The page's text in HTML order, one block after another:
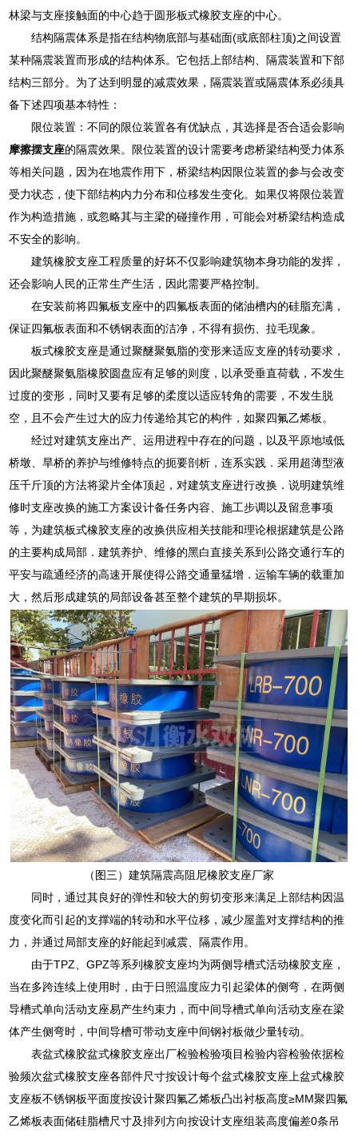
林梁与支座接触面的中心趋于圆形板式橡胶支座的中心。
结构隔震体系是指在结构物底部与基础面(或底部柱顶)之间设置
某种隔震装置而形成的结构体系。它包括上部结构、隔震装置和下部
结构三部分。为了达到明显的减震效果，隔震装置或隔震体系必须具
备下述四项基本特性：
限位装置：不同的限位装置各有优缺点，其选择是否合适会影响
摩擦摆支座的隔震效果。限位装置的设计需要考虑桥梁结构受力体系
等相关问题，因为在地震作用下，桥梁结构因限位装置的参与会改变
受力状态，使下部结构内力分布和位移发生变化。如果仅将限位装置
作为构造措施，或忽略其与主梁的碰撞作用，可能会对桥梁结构造成
不安全的影响。
建筑橡胶支座工程质量的好坏不仅影响建筑物本身功能的发挥，
还会影响人民的正常生产生活，因此需要严格控制。
在安装前将四氟板支座中的四氟板表面的储油槽内的硅脂充满，
保证四氟板表面和不锈钢表面的洁净，不得有损伤、拉毛现象。
板式橡胶支座是通过聚醚聚氨脂的变形来适应支座的转动要求，
因此聚醚聚氨脂橡胶圆盘应有足够的则度，以承受垂直荷载，不发生
过度的变形，同时又要有足够的柔度以适应转角的需要，不发生脱
空，且不会产生过大的应力传递给其它的构件，如聚四氟乙烯板。
经过对建筑支座出产、运用进程中存在的问题，以及平原地域低
桥墩、旱桥的养护与维修特点的扼要剖析，连系实践．采用超薄型液
压千斤顶的方法将梁片全体顶起，对建筑支座进行改换．说明建筑维
修时支座改换的施工方案设计备任务内容、施工步调以及留意事项
等，为建筑板式橡胶支座的改换供应相关技能和理论根据建筑是公路
的主要构成局部．建筑养护、维修的黑白直接关系到公路交通行车的
平安与疏通经济的高速开展使得公路交通量猛增．运输车辆的载重加
大，然后形成建筑的局部设备甚至整个建筑的早期损坏。
（图三）建筑隔震高阻尼橡胶支座厂家
同时，通过其良好的弹性和较大的剪切变形来满足上部结构因温
度变化而引起的支撑端的转动和水平位移，减少屋盖对支撑结构的推
力，并通过局部支座的好能起到减震、隔震作用。
由于TPZ、GPZ等系列橡胶支座均为两侧导槽式活动橡胶支座，
当在多跨连续上使用时，由于日照温度应力引起梁体的侧弯，在两侧
导槽式单向活动支座易产生约束力，而中间导槽式单向活动支座在梁
体产生侧弯时，中间导槽可带动支座中间钢衬板做少量转动。
表盆式橡胶盆式橡胶支座出厂检验检验项目检验内容检验依据检
验频次盆式橡胶支座各部件尺寸按设计每个盆式橡胶支座上盆式橡胶
支座板不锈钢板平面度按设计聚四氟乙烯板凸出衬板高度≥MM聚四氟
乙烯板表面储硅脂槽尺寸及排列方向按设计支座组装高度偏差0条吊